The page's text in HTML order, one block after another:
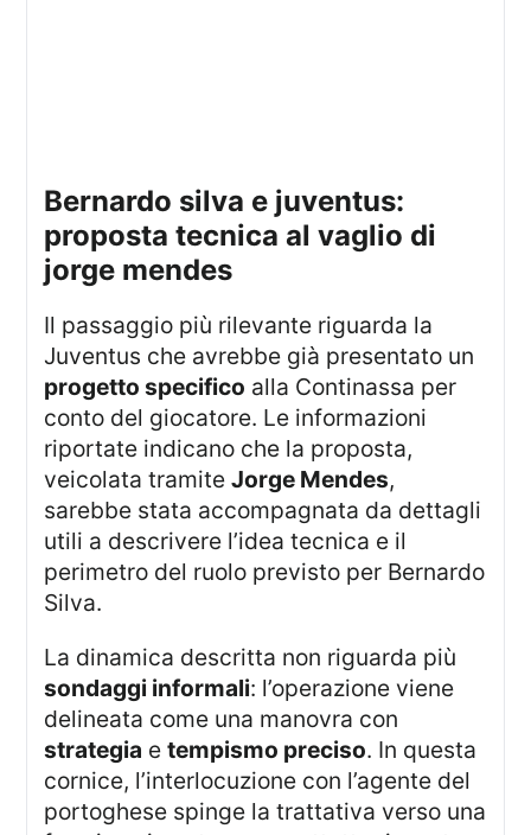
bernardo silva e juventus:
proposta tecnica al vaglio di
jorge mendes
Il passaggio più rilevante riguarda la
Juventus che avrebbe già presentato un
progetto specifico alla Continassa per
conto del giocatore. Le informazioni
riportate indicano che la proposta,
veicolata tramiteJorge Mendes,
sarebbe stata accompagnata da dettagli
utili a descrivere l’idea tecnica e il
perimetro del ruolo previsto per Bernardo
Silva.
La dinamica descritta non riguarda più
sondaggi informali: l’operazione viene
delineata come una manovra con
strategia etempismo preciso. In questa
cornice, l’interlocuzione con l’agente del
portoghese spinge la trattativa verso una